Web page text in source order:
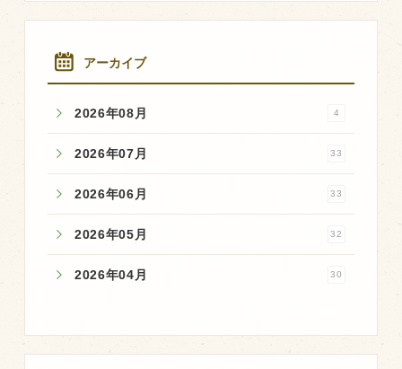
アーカイブ
2026年08月 4
2026年07月 33
2026年06月 33
2026年05月 32
2026年04月 30